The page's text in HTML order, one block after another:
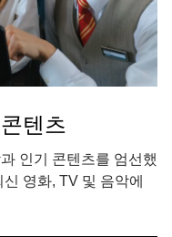
텐츠
인기 콘텐츠를 엄선했
영화, TV 및 음악에